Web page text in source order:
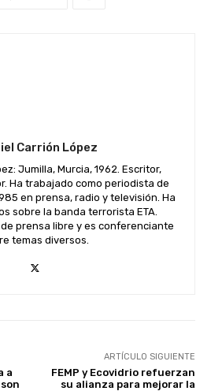
Carrión López
Jumilla, Murcia, 1962. Escritor,
Ha trabajado como periodista de
en prensa, radio y televisión. Ha
sobre la banda terrorista ETA.
prensa libre y es conferenciante
temas diversos.
a
ARTÍCULO SIGUIENTE
FEMP y Ecovidrio refuerzan
su alianza para mejorar la